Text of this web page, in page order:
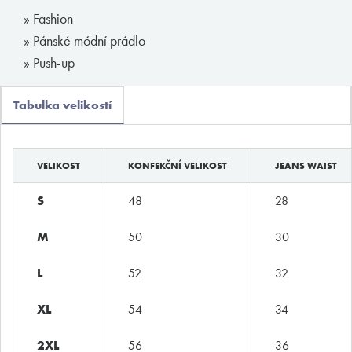
» Fashion
» Pánské módní prádlo
» Push-up
Tabulka velikostí
VELIKOST KONFEKČNÍ VELIKOST JEANS WAIST
S 48 28
M 50 30
L 52 32
XL 54 34
2XL 56 36
ADRESA
Opletalova 9
Praha 1, 110 00
E-SHOP
Obchodní podmínky
Vrácení zboží